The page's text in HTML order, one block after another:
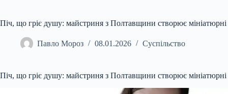
Піч, що гріє душу: майстриня з Полтавщини створює мініатюрні
Павло Мороз 08.01.2026 Суспільство
Піч, що гріє душу: майстриня з Полтавщини створює мініатюрні